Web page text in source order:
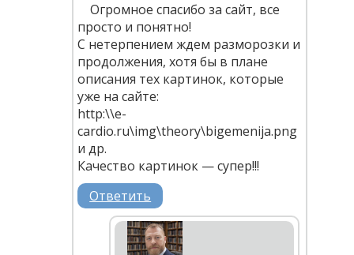
Огромное спасибо за сайт, все
просто и понятно!
С нетерпением ждем разморозки и
продолжения, хотя бы в плане
описания тех картинок, которые
уже на сайте:
http:\\e-
cardio.ru\img\theory\bigemenija.png
и др.
Качество картинок — супер!!!
Ответить